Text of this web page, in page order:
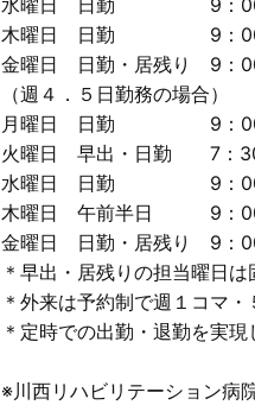
水曜日 日勤 9：00
木曜日 日勤 9：00
金曜日 日勤・居残り 9：
（週４．５日勤務の場合）
月曜日 日勤 9：00～17
火曜日 早出・日勤 7：
水曜日 日勤 9：00
木曜日 午前半日 9：00
金曜日 日勤・居残り 9：
＊早出・居残りの担当曜日
＊外来は予約制で週１コマ
＊定時での出勤・退勤を実現
※川西リハビリテーション病